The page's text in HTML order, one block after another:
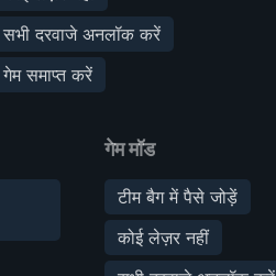
सभी दरवाजे अनलॉक करें
गेम समाप्त करें
गेम मॉड
टीम बैग में पैसे जोड़ें
कोई लेज़र नहीं